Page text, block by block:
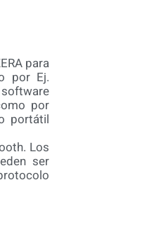
para
por Ej.
por
portátil
Los
ser